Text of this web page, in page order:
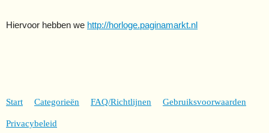
Hiervoor hebben we http://horloge.paginamarkt.nl
Start Categorieën FAQ/Richtlijnen Gebruiksvoorwaarden
Privacybeleid